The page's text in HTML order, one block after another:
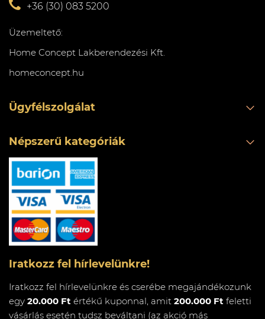
+36 (30) 083 5200
Üzemeltető:
Home Concept Lakberendezési Kft.
homeconcept.hu
Ügyfélszolgálat
Népszerű kategóriák
Iratkozz fel hírlevelünkre!
Iratkozz fel hírlevelünkre és cserébe megajándékozunk
egy 20.000 Ft értékű kuponnal, amit 200.000 Ft feletti
vásárlás esetén tudsz beváltani (az akció más